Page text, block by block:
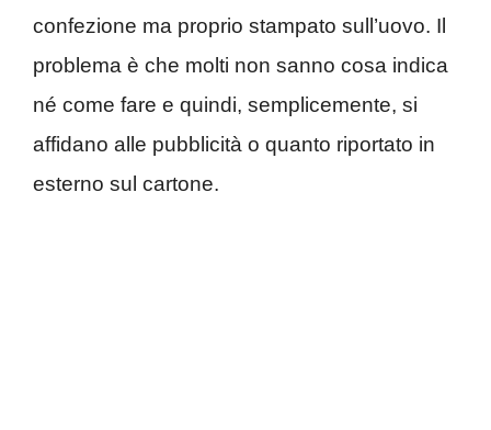
confezione ma proprio stampato sull’uovo. Il
problema è che molti non sanno cosa indica
né come fare e quindi, semplicemente, si
affidano alle pubblicità o quanto riportato in
esterno sul cartone.